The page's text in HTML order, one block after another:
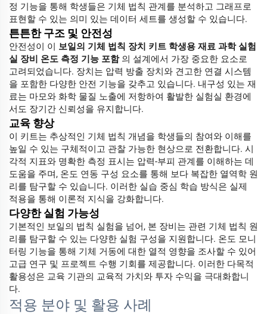
정 기능을 통해 학생들은 기체 법칙 관계를 분석하고 그래프로
표현할 수 있는 의미 있는 데이터 세트를 생성할 수 있습니다.
튼튼한 구조 및 안전성
안전성이 이 보일의 기체 법칙 장치 키트 학생용 재료 과학 실험
실 장비 온도 측정 기능 포함 의 설계에서 가장 중요한 요소로
고려되었습니다. 장치는 압력 방출 장치와 견고한 연결 시스템
을 포함한 다양한 안전 기능을 갖추고 있습니다. 내구성 있는 재
료는 마모와 화학 물질 노출에 저항하여 활발한 실험실 환경에
서도 장기간 신뢰성을 유지합니다.
교육 향상
이 키트는 추상적인 기체 법칙 개념을 학생들의 참여와 이해를
높일 수 있는 구체적이고 관찰 가능한 현상으로 전환합니다. 시
각적 지표와 명확한 측정 표시는 압력-부피 관계를 이해하는 데
도움을 주며, 온도 연동 구성 요소를 통해 보다 복잡한 열역학 원
리를 탐구할 수 있습니다. 이러한 실습 중심 학습 방식은 실제
적용을 통해 이론적 지식을 강화합니다.
다양한 실험 가능성
기본적인 보일의 법칙 실험을 넘어, 본 장비는 관련 기체 법칙 원
리를 탐구할 수 있는 다양한 실험 구성을 지원합니다. 온도 모니
터링 기능을 통해 기체 거동에 대한 열적 영향을 조사할 수 있어
고급 연구 및 프로젝트 수행 기회를 제공합니다. 이러한 다목적
활용성은 교육 기관의 교육적 가치와 투자 수익을 극대화합니
다.
적용 분야 및 활용 사례